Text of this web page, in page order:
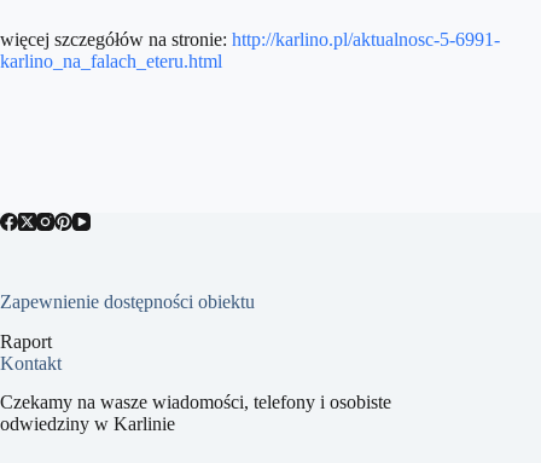
więcej szczegółów na stronie: http://karlino.pl/aktualnosc-5-6991-
karlino_na_falach_eteru.html
Zapewnienie dostępności obiektu
Raport
Kontakt
Czekamy na wasze wiadomości, telefony i osobiste
odwiedziny w Karlinie